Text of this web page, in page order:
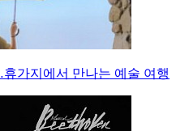
가지에서 만나는 예술 여행